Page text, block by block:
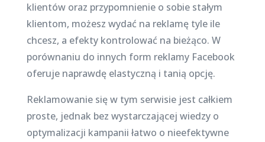
klientów oraz przypomnienie o sobie stałym
klientom, możesz wydać na reklamę tyle ile
chcesz, a efekty kontrolować na bieżąco. W
porównaniu do innych form reklamy Facebook
oferuje naprawdę elastyczną i tanią opcję.
Reklamowanie się w tym serwisie jest całkiem
proste, jednak bez wystarczającej wiedzy o
optymalizacji kampanii łatwo o nieefektywne